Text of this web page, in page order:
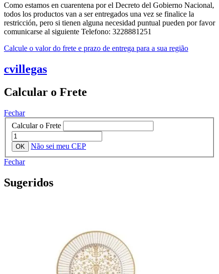
Como estamos en cuarentena por el Decreto del Gobierno Nacional,
todos los productos van a ser entregados una vez se finalice la
restricción, pero si tienen alguna necesidad puntual pueden por favor
comunicarse al siguiente Telefono: 3228881251
Calcule o valor do frete e prazo de entrega para a sua região
cvillegas
Calcular o Frete
Fechar
Calcular o Frete
Não sei meu CEP
Fechar
Sugeridos